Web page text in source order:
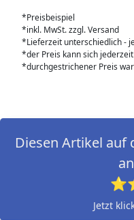
*Preisbeispiel
*inkl. MwSt. zzgl. Versand
*Lieferzeit unterschiedlich -
*der Preis kann sich
*durchgestrichener Preis
Diesen Artikel auf
Jetzt